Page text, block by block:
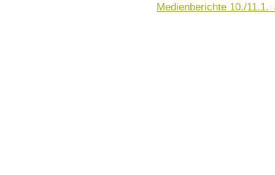
Medienberichte 10./11.1.